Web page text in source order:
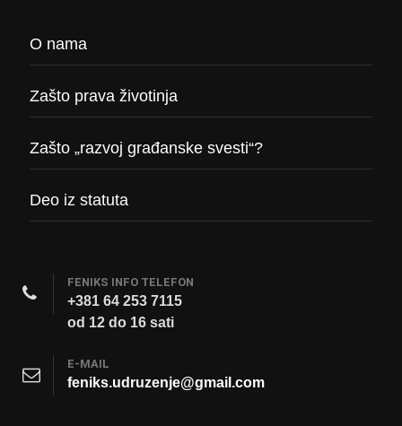
O nama
Zašto prava životinja
Zašto „razvoj građanske svesti“?
Deo iz statuta
FENIKS INFO TELEFON
+381 64 253 7115
od 12 do 16 sati
E-MAIL
feniks.udruzenje@gmail.com